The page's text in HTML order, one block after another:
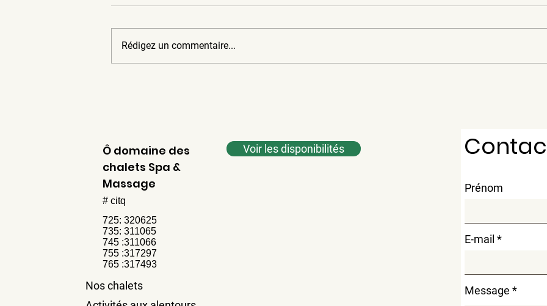
célébrer votre mariage à Weedon,
où vous et vos invités pourrez
profiter d'une expérience
Rédigez un commentaire...
Ô domaine des
chalets Spa &
Massage
# citq
725: 320625
735: 311065
745 :311066
755 :317297
765 :317493
Voir les disponibilités
Nos chalets
Prénom
E-mail
Message